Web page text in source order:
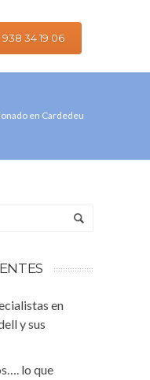
938 34 19 06
en Cardedeu
en
y sus
lo que